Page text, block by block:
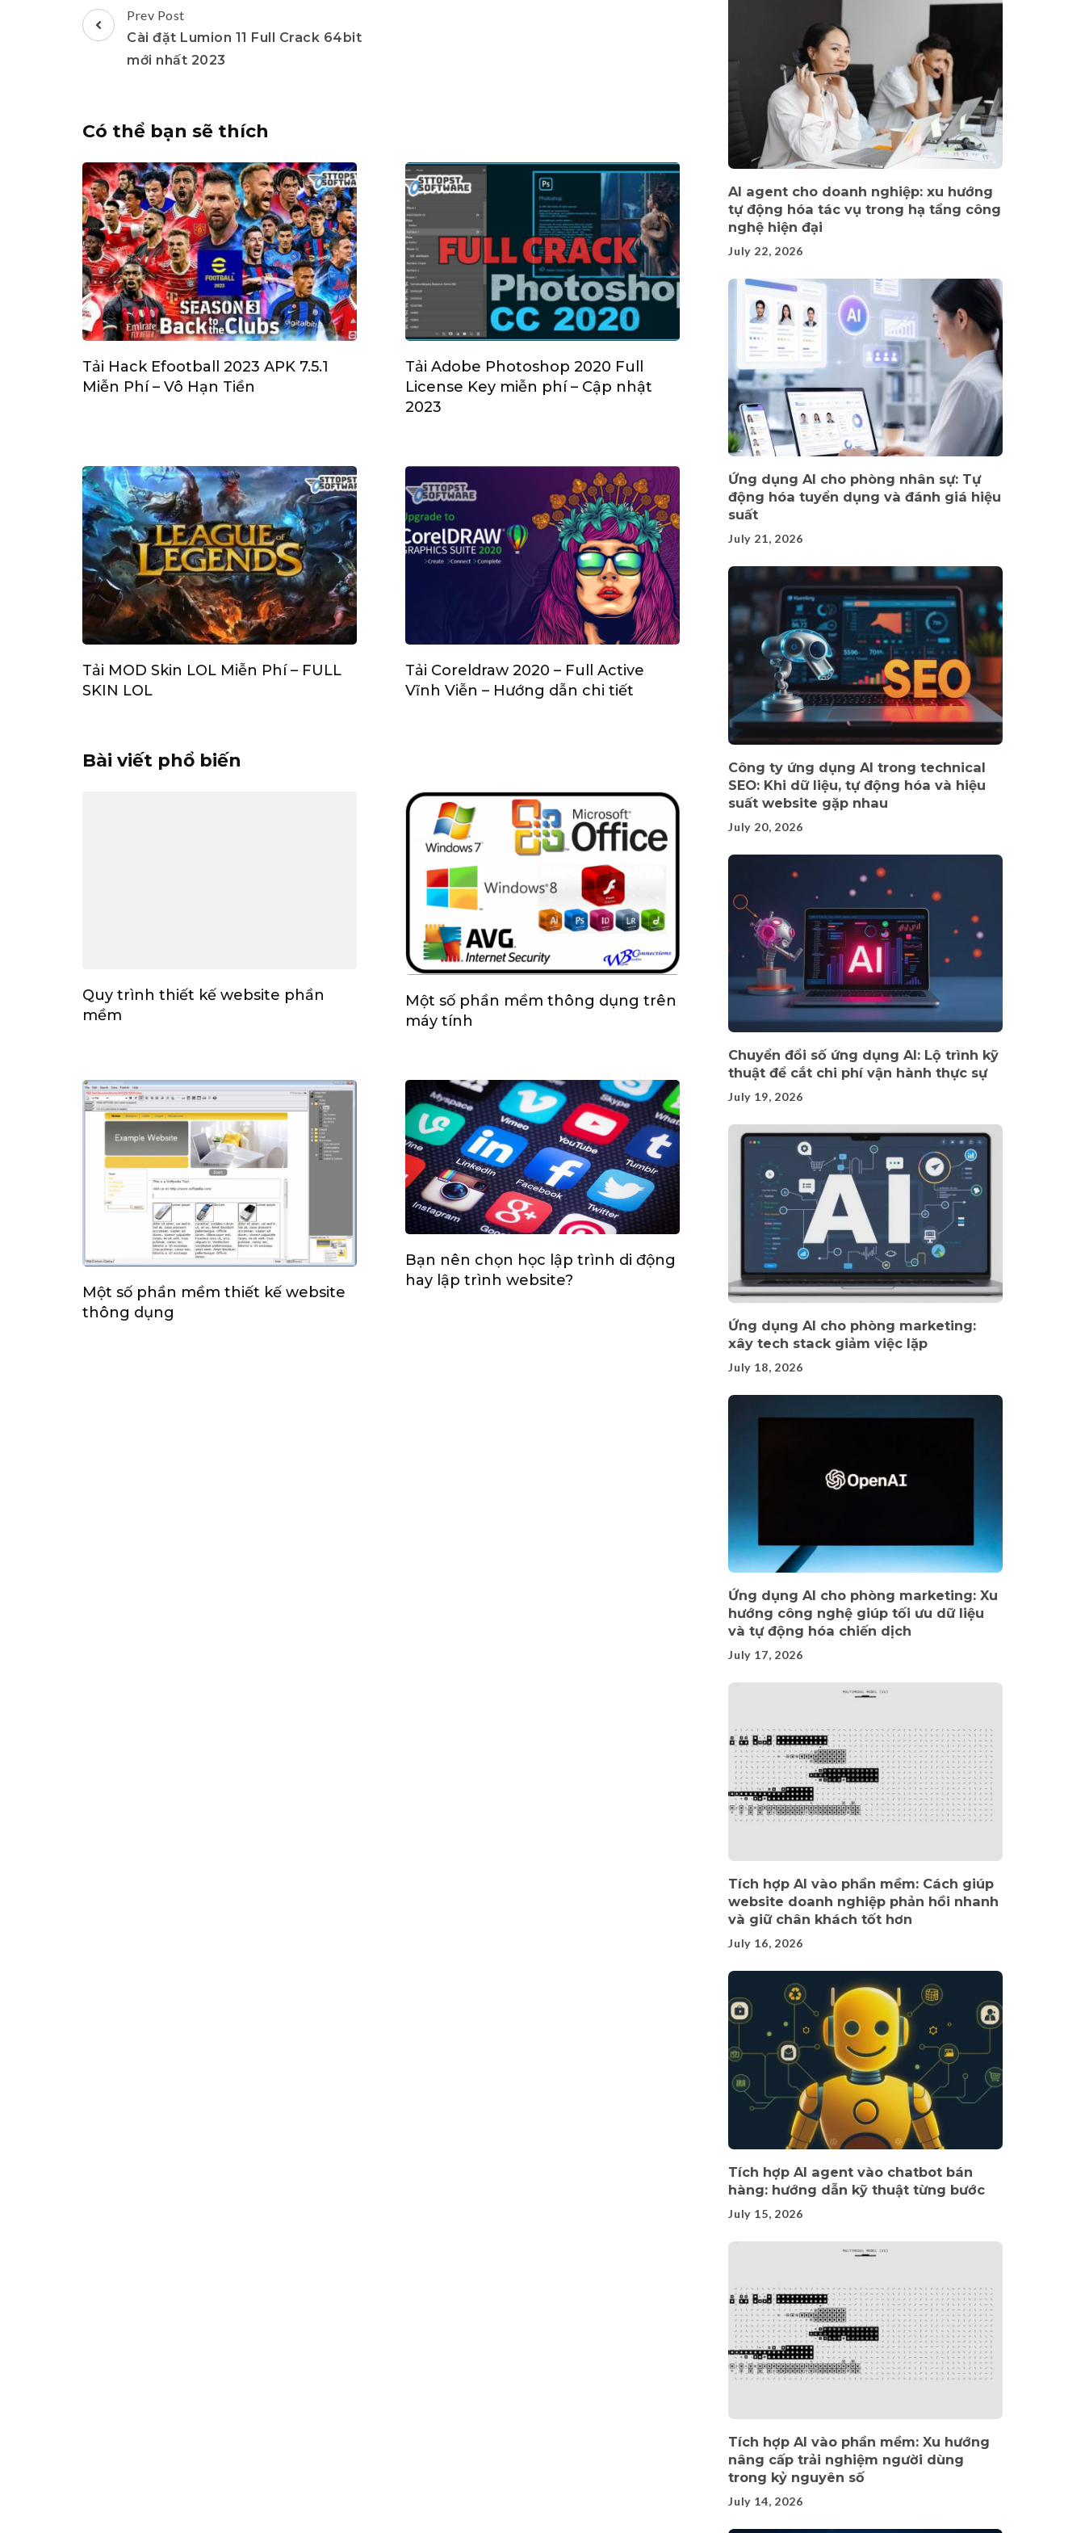
Post
Navigation
Prev Post
Cài đặt Lumion 11 Full Crack 64bit
mới nhất 2023
Có thể bạn sẽ thích
Tải Hack Efootball 2023 APK 7.5.1
Miễn Phí – Vô Hạn Tiền
Tải Adobe Photoshop 2020 Full
License Key miễn phí – Cập nhật
2023
Tải MOD Skin LOL Miễn Phí – FULL
SKIN LOL
Tải Coreldraw 2020 – Full Active
Vĩnh Viễn – Hướng dẫn chi tiết
Bài viết phổ biến
Quy trình thiết kế website phần
mềm
Một số phần mềm thông dụng trên
máy tính
Một số phần mềm thiết kế website
thông dụng
Bạn nên chọn học lập trình di động
hay lập trình website?
AI agent cho doanh nghiệp: xu hướng
tự động hóa tác vụ trong hạ tầng công
nghệ hiện đại
July 22, 2026
Ứng dụng AI cho phòng nhân sự: Tự
động hóa tuyển dụng và đánh giá hiệu
suất
July 21, 2026
Công ty ứng dụng AI trong technical
SEO: Khi dữ liệu, tự động hóa và hiệu
suất website gặp nhau
July 20, 2026
Chuyển đổi số ứng dụng AI: Lộ trình kỹ
thuật để cắt chi phí vận hành thực sự
July 19, 2026
Ứng dụng AI cho phòng marketing:
xây tech stack giảm việc lặp
July 18, 2026
Ứng dụng AI cho phòng marketing: Xu
hướng công nghệ giúp tối ưu dữ liệu
và tự động hóa chiến dịch
July 17, 2026
Tích hợp AI vào phần mềm: Cách giúp
website doanh nghiệp phản hồi nhanh
và giữ chân khách tốt hơn
July 16, 2026
Tích hợp AI agent vào chatbot bán
hàng: hướng dẫn kỹ thuật từng bước
July 15, 2026
Tích hợp AI vào phần mềm: Xu hướng
nâng cấp trải nghiệm người dùng
trong kỷ nguyên số
July 14, 2026